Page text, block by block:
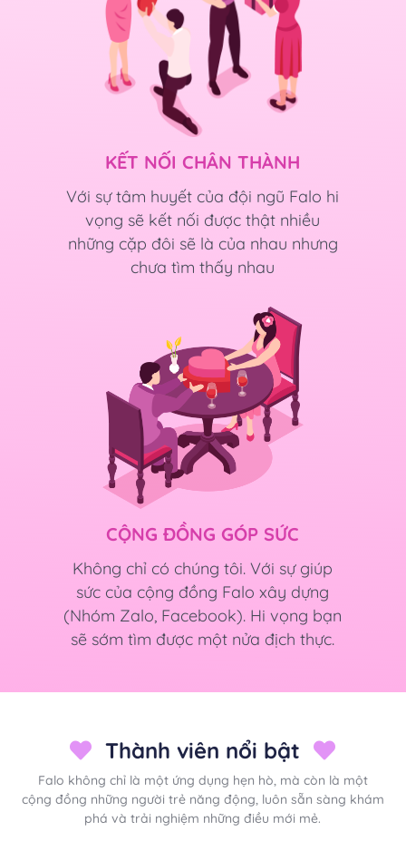
KẾT NỐI CHÂN THÀNH
Với sự tâm huyết của đội ngũ Falo hi
vọng sẽ kết nối được thật nhiều
những cặp đôi sẽ là của nhau nhưng
chưa tìm thấy nhau
CỘNG ĐỒNG GÓP SỨC
Không chỉ có chúng tôi. Với sự giúp
sức của cộng đồng Falo xây dựng
(Nhóm Zalo, Facebook). Hi vọng bạn
sẽ sớm tìm được một nửa địch thực.
Thành viên nổi bật
Falo không chỉ là một ứng dụng hẹn hò, mà còn là một
cộng đồng những người trẻ năng động, luôn sẵn sàng khám
phá và trải nghiệm những điều mới mẻ.